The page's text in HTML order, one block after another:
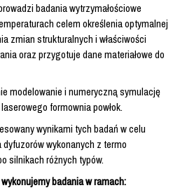
badania wytrzymałościowe
celem określenia optymalnej
zmian strukturalnych i właściwości
oraz przygotuje dane materiałowe do
modelowanie i numeryczną symulację
formownia powłok.
wynikami tych badań w celu
wykonanych z termo
silnikach różnych typów.
badania w ramach: